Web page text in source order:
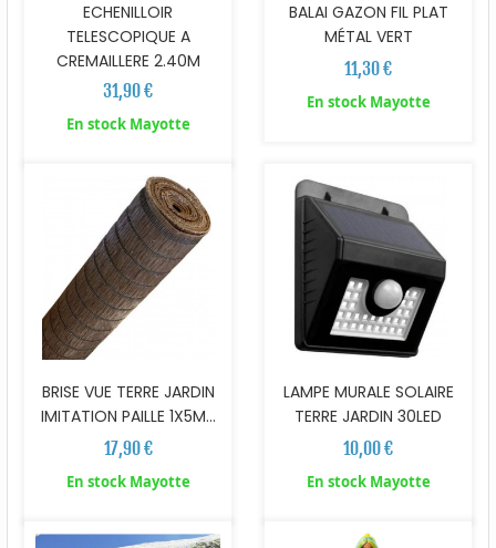
ECHENILLOIR
TELESCOPIQUE A
CREMAILLERE 2.40M
31,90 €
En stock Mayotte
BALAI GAZON FIL PLAT
MÉTAL VERT
11,30 €
En stock Mayotte
BRISE VUE TERRE JARDIN
IMITATION PAILLE 1X5M...
17,90 €
En stock Mayotte
LAMPE MURALE SOLAIRE
TERRE JARDIN 30LED
10,00 €
En stock Mayotte